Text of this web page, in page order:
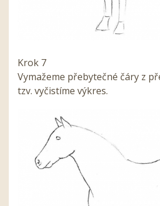
Krok 7
Vymažeme přebytečné čáry z
tzv. vyčistíme výkres.